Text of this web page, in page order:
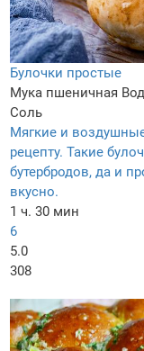
Булочки простые
Мука пшеничная
Соль
Мягкие и
рецепту. Такие
бутербродов, да и
вкусно.
1 ч. 30 мин
6
5.0
308